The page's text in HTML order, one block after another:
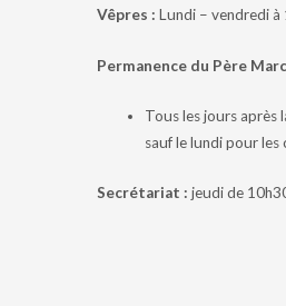
Vêpres : Lundi – vendredi à
Permanence du Père
Tous les jours après
sauf le lundi pour les
Secrétariat : jeudi de